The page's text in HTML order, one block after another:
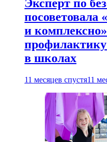
Эксперт по
посоветовала
и
в школах
11 месяцев спустя11